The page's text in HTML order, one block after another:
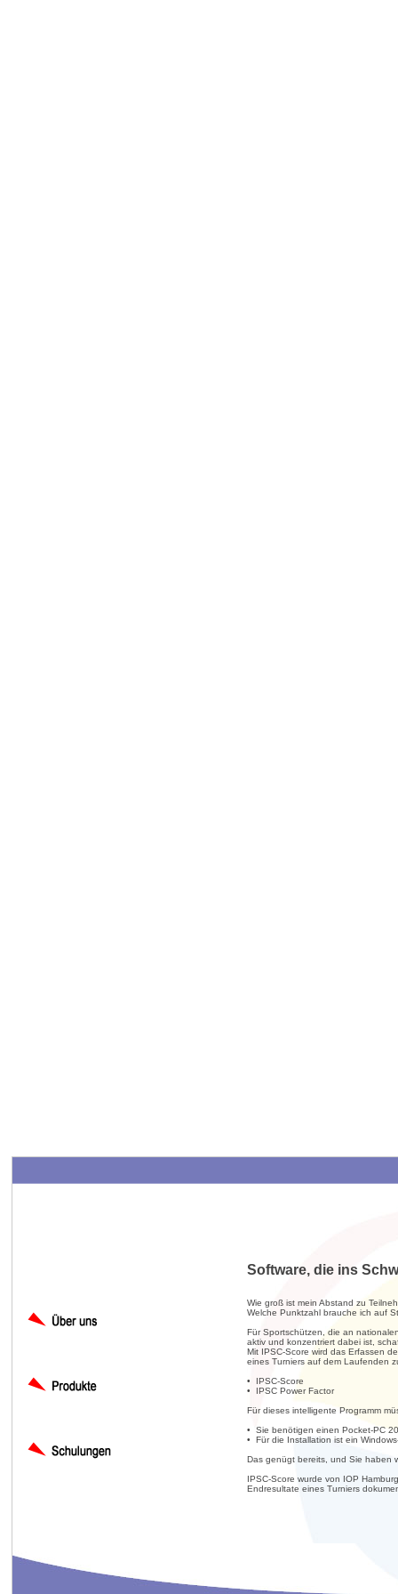
Software, die ins
Wie groß ist mein Abstand zu
Welche Punktzahl brauche ich auf
Für Sportschützen, die an
aktiv und konzentriert dabei ist,
Mit IPSC-Score wird das Erfassen
eines Turniers auf dem Laufenden
• IPSC-Score
• IPSC Power Factor
Für dieses intelligente Programm
• Sie benötigen einen Pocket-PC
• Für die Installation ist ein
Das genügt bereits, und Sie haben
IPSC-Score wurde von IOP
Endresultate eines Turniers